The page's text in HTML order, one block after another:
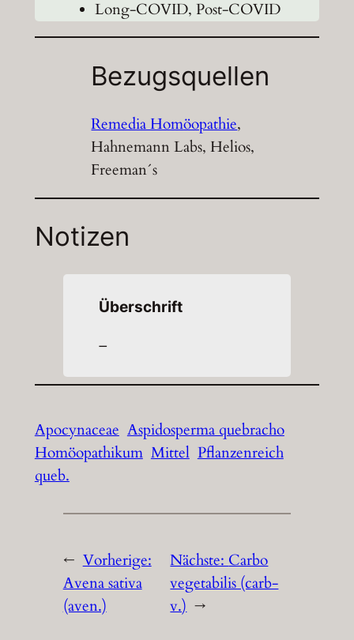
Long-COVID, Post-COVID
Bezugsquellen
Remedia Homöopathie,
Hahnemann Labs, Helios,
Freeman´s
Notizen
Überschrift
–
Apocynaceae Aspidosperma quebracho
Homöopathikum Mittel Pflanzenreich
queb.
← Vorherige:
Avena sativa
(aven.)
Nächste:Carbo
vegetabilis (carb-
v.) →